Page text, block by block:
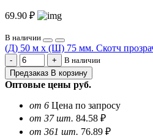
69.90 ₽
В наличии
(Д) 50 м х (Ш) 75 мм. Скотч
В наличии
Предзаказ В корзину
Оптовые цены руб.
от 6 Цена по запросу
от 37 шт. 84.58 ₽
от 361 шт. 76.89 ₽